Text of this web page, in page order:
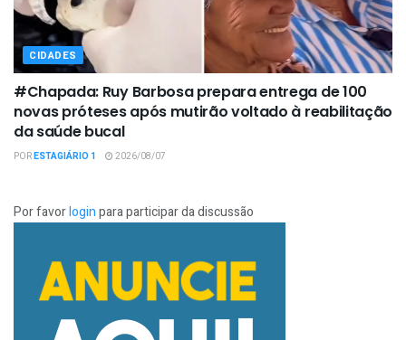
CIDADES
#Chapada: Ruy Barbosa prepara entrega de 100
novas próteses após mutirão voltado à reabilitação
da saúde bucal
PORESTAGIÁRIO 1 2026/08/07
Por favorloginpara participar da discussão